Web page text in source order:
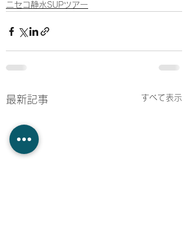
ニセコ静水SUPツアー
最新記事 すべて表示